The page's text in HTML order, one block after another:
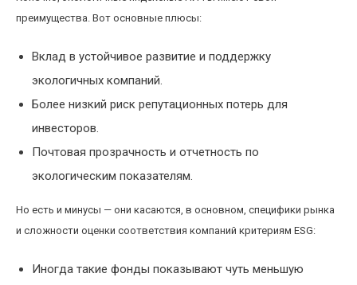
преимущества. Вот основные плюсы:
Вклад в устойчивое развитие и поддержку
экологичных компаний.
Более низкий риск репутационных потерь для
инвесторов.
Почтовая прозрачность и отчетность по
экологическим показателям.
Но есть и минусы — они касаются, в основном, специфики рынка
и сложности оценки соответствия компаний критериям ESG:
Иногда такие фонды показывают чуть меньшую